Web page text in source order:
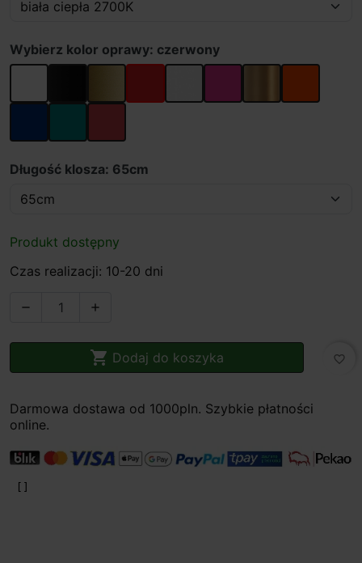
Wybierz kolor oprawy: czerwony
biały czarnyzłoty czerwony
anodaróżowyzłoty
niebieskiaqua róż flamingo
Długość klosza: 65cm
Produkt dostępny
Czas realizacji: 10-20 dni
 
 Dodaj do koszyka favorite_border
Darmowa dostawa od 1000pln. Szybkie płatności
online.